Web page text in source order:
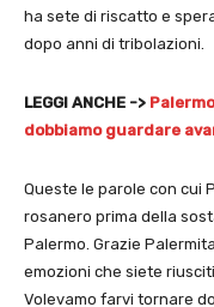
ha sete di riscatto e
dopo anni di tribolazioni.
LEGGI ANCHE ->
dobbiamo guardare
Queste le parole con cui
rosanero prima della
Palermo. Grazie
emozioni che siete
Volevamo farvi tornare